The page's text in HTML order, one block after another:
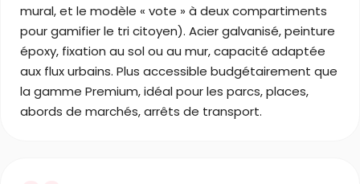
mural, et le modèle « vote » à deux compartiments
pour gamifier le tri citoyen). Acier galvanisé, peinture
époxy, fixation au sol ou au mur, capacité adaptée
aux flux urbains. Plus accessible budgétairement que
la gamme Premium, idéal pour les parcs, places,
abords de marchés, arrêts de transport.